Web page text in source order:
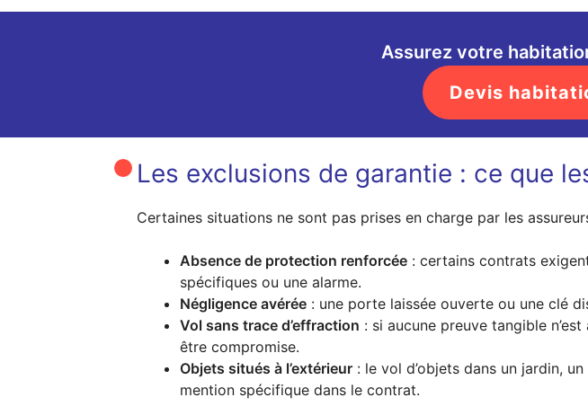
Assurez votre
Devis
Les exclusions de garantie : ce que
Certaines situations ne sont pas prises en charge par les
Absence de protection renforcée : certains contrats
spécifiques ou une alarme.
Négligence avérée : une porte laissée ouverte ou une clé
Vol sans trace d’effraction : si aucune preuve tangible
être compromise.
Objets situés à l’extérieur : le vol d’objets dans un jardin,
mention spécifique dans le contrat.